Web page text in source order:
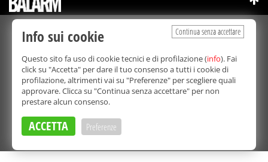
©Copyright 2003-2026
Bmedia Srl
La riproduzione totale o parziale di tutti i contenuti, in qualunque
forma, su qualsiasi supporto è proibita.
Balarm.it è una testata giornalistica registrata. Autorizzazione del
Tribunale di Palermo n° 32 del 21/10/2003
Direttore responsabile:Fabio Ricotta
Privacy e Cookie Policy
Continua senza accettare
Info sui cookie
Questo sito fa uso di cookie tecnici e di profilazione (info). Fai
click su "Accetta" per dare il tuo consenso a tutti i cookie di
profilazione, altrimenti vai su "Preferenze" per scegliere quali
approvare. Clicca su "Continua senza accettare" per non
prestare alcun consenso.
ACCETTA Preferenze